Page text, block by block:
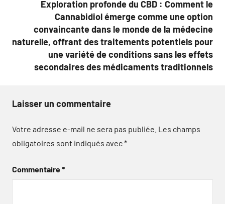
Exploration profonde du CBD : Comment le
Cannabidiol émerge comme une option
convaincante dans le monde de la médecine
naturelle, offrant des traitements potentiels pour
une variété de conditions sans les effets
secondaires des médicaments traditionnels
Laisser un commentaire
Votre adresse e-mail ne sera pas publiée. Les champs
obligatoires sont indiqués avec*
Commentaire*